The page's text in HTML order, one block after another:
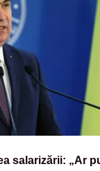
salarizării: „Ar